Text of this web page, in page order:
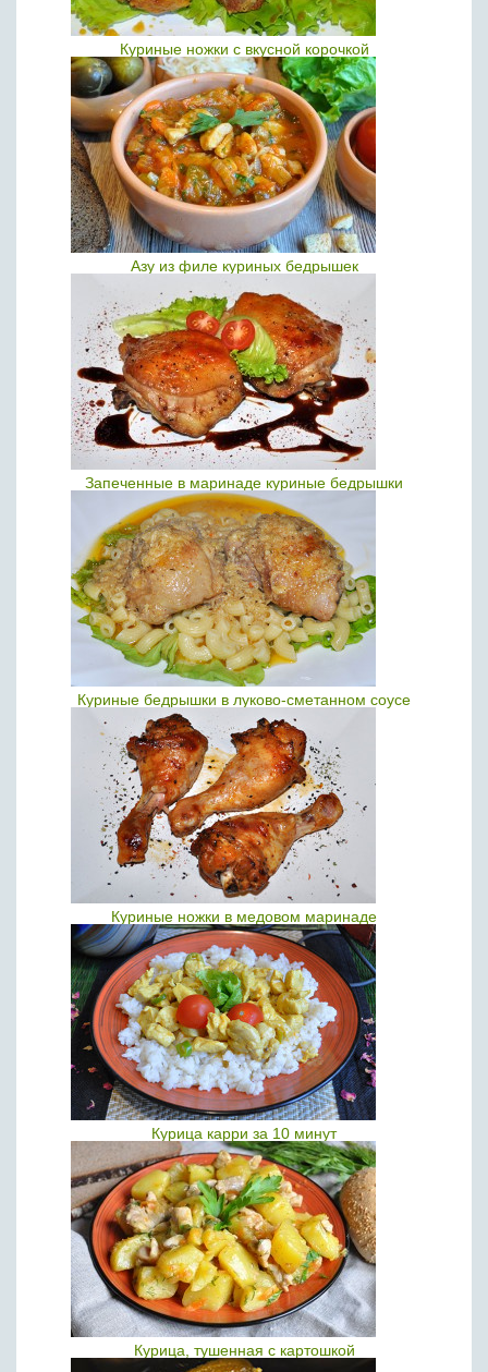
Куриные ножки с вкусной корочкой
Азу из филе куриных бедрышек
Запеченные в маринаде куриные бедрышки
Куриные бедрышки в луково-сметанном соусе
Куриные ножки в медовом маринаде
Курица карри за 10 минут
Курица, тушенная с картошкой